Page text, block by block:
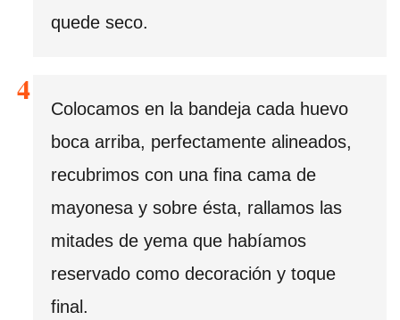
quede seco.
Colocamos en la bandeja cada huevo
boca arriba, perfectamente alineados,
recubrimos con una fina cama de
mayonesa y sobre ésta, rallamos las
mitades de yema que habíamos
reservado como decoración y toque
final.